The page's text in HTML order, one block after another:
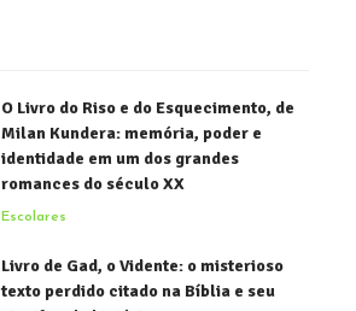
O Livro do Riso e do Esquecimento, de
Milan Kundera: memória, poder e
identidade em um dos grandes
romances do século XX
Escolares
Livro de Gad, o Vidente: o misterioso
texto perdido citado na Bíblia e seu